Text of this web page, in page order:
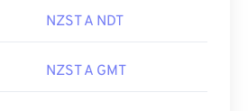
NZST A NDT
NZST A GMT